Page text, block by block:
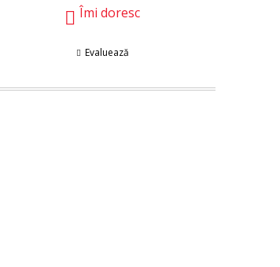
Îmi doresc
Evaluează